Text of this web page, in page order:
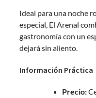
Ideal para una noche
especial, El Arenal
gastronomía con un
dejará sin aliento.
Información Práctica
Precio: